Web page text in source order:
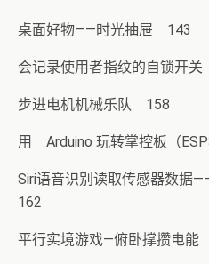
桌面好物——时光抽屉 143
会记录使用者指纹的自锁开
步进电机机械乐队 158
用 Arduino 玩转掌控板（
Siri语音识别读取传感器数据
162
平行实境游戏—俯卧撑攒电